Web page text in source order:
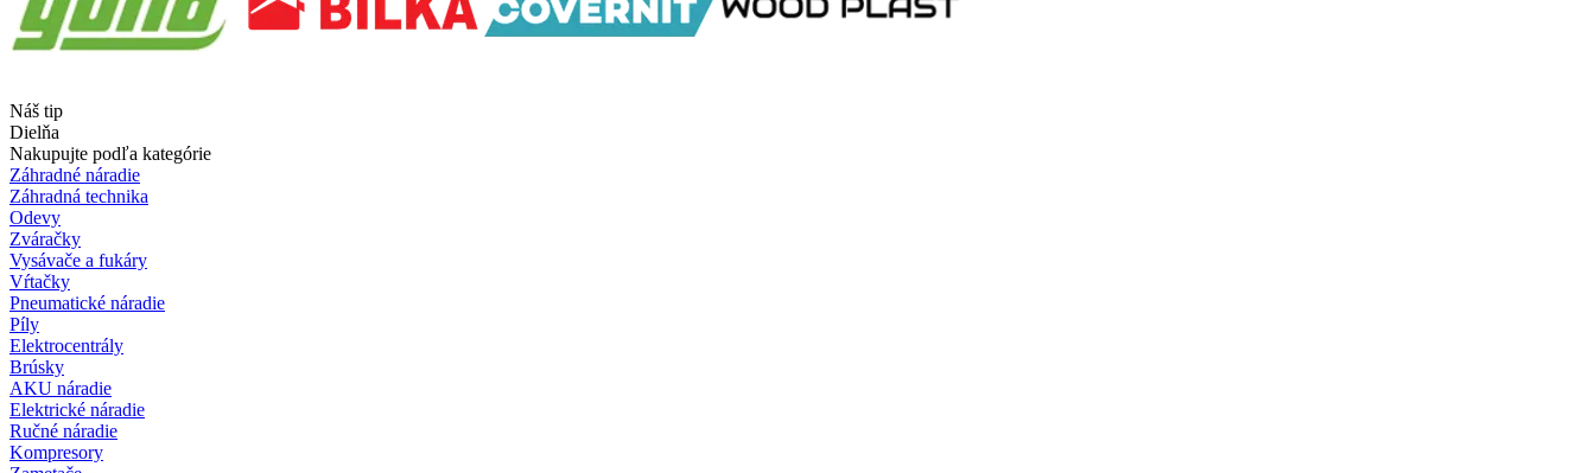
Náš tip
Dielňa
Nakupujte podľa kategórie
Záhradné náradie
Záhradná technika
Odevy
Zváračky
Vysávače a fukáry
Vŕtačky
Pneumatické náradie
Píly
Elektrocentrály
Brúsky
AKU náradie
Elektrické náradie
Ručné náradie
Kompresory